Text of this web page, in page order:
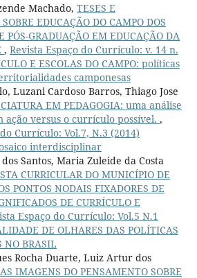
Machado, TESES E
EDUCAÇÃO DO CAMPO DOS
PÓS-GRADUAÇÃO EM EDUCAÇÃO DA
, Revista Espaço do Currículo: v. 14 n.
E ESCOLAS DO CAMPO: políticas
camponesas
Luzani Cardoso Barros, Thiago Jose
EM PEDAGOGIA: uma análise
ação versus o currículo possível. ,
Currículo: Vol.7, N.3 (2014)
interdisciplinar
Santos, Maria Zuleide da Costa
CURRICULAR DO MUNICÍPIO DE
PONTOS NODAIS FIXADORES DE
DE CURRÍCULO E
Espaço do Currículo: Vol.5 N.1
DE OLHARES DAS POLÍTICAS
NO BRASIL
Rocha Duarte, Luiz Artur dos
AS IMAGENS DO PENSAMENTO SOBRE